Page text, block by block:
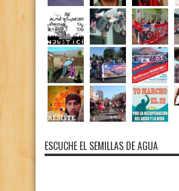
ESCUCHE EL SEMILLAS DE AGUA